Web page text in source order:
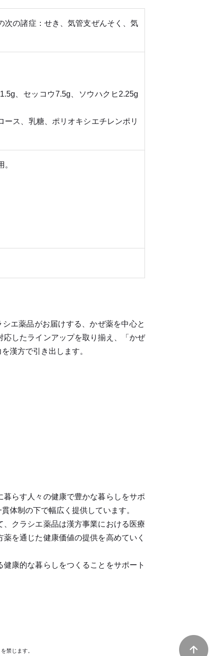
次の諸症：せき、気管支ぜんそく、気
、セッコウ7.5g、ソウハクヒ2.25g
ス、乳糖、ポリオキシエチレンポリ
エ薬品がお届けする、かぜ薬を中心と
したラインアップを取り揃え、「かぜ
漢方で引き出します。
らす人々の健康で豊かな暮らしをサポ
体制の下で幅広く提供しています。
クラシエ薬品は漢方事業における医療
を通じた健康価値の提供を高めていく
康的な暮らしをつくることをサポート
禁じます。